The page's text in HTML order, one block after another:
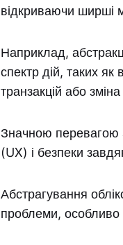
відкриваючи ширші
Наприклад,
спектр дій, таких як
транзакцій або
Значною перевагою
(UX) і безпеки
Абстрагування
проблеми, особливо